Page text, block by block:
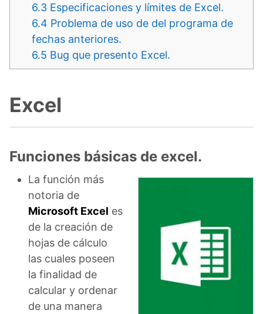
6.3 Especificaciones y límites de Excel.
6.4 Problema de uso de del programa de
fechas anteriores.
6.5 Bug que presento Excel.
Excel
Funciones básicas de excel.
La función más
notoria de
Microsoft Excel es
de la creación de
hojas de cálculo
las cuales poseen
la finalidad de
calcular y ordenar
de una manera